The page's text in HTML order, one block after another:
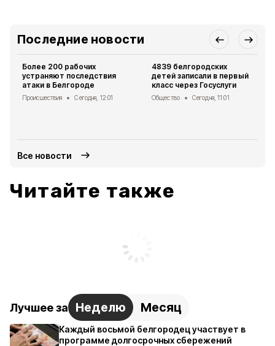
Последние новости
Более 200 рабочих
устраняют последствия
атаки в Белгороде
Происшествия Сегодня, 12:01
4839 белгородских
детей записали в первый
класс через Госуслуги
Общество Сегодня, 11:01
Все новости
Читайте также
Лучшее за Неделю Месяц
Каждый восьмой белгородец участвует в
программе долгосрочных сбережений